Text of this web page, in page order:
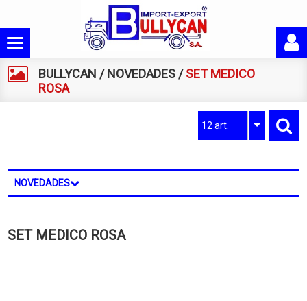
BULLYCAN /NOVEDADES /SET MEDICO
ROSA
12 art.
NOVEDADES
SET MEDICO ROSA